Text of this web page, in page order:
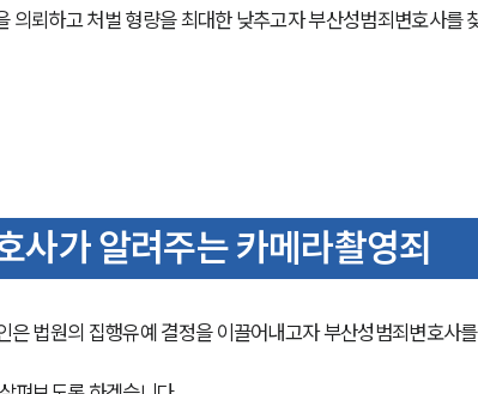
의뢰하고 처벌 형량을 최대한 낮추고자 부산성범죄변호사를
사가 알려주는 카메라촬영죄
은 법원의 집행유예 결정을 이끌어내고자 부산성범죄변호사